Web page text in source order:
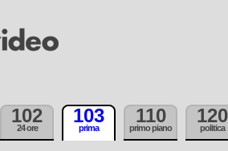
102
24 ore
103
prima
110
primo piano
120
politica